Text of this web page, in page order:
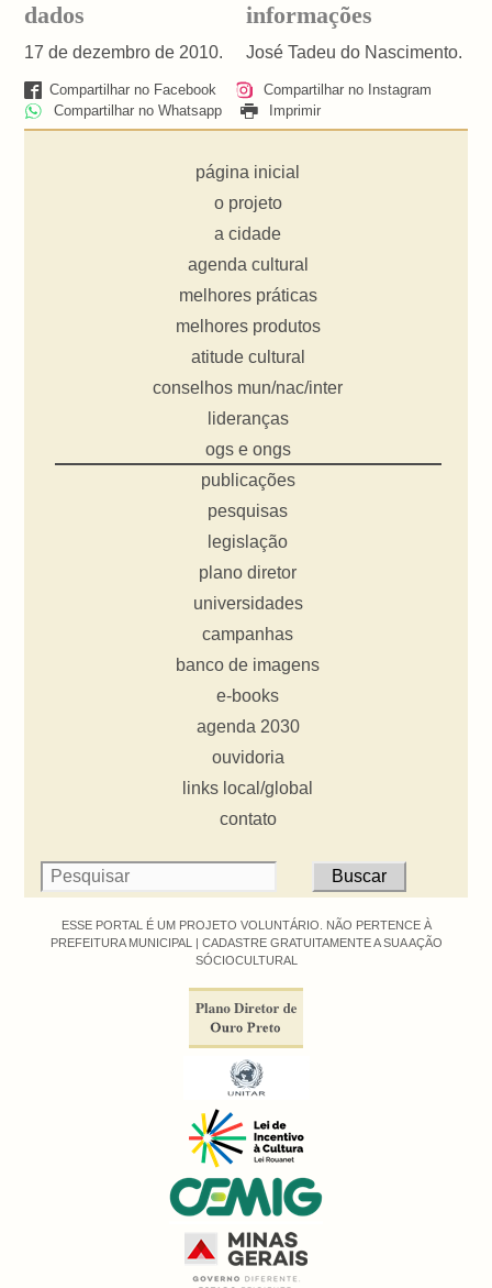
dados
17 de dezembro de 2010.
informações
José Tadeu do Nascimento.
Compartilhar no Facebook
Compartilhar no Instagram
Compartilhar no Whatsapp
Imprimir
página inicial
o projeto
a cidade
agenda cultural
melhores práticas
melhores produtos
atitude cultural
conselhos mun/nac/inter
lideranças
ogs e ongs
publicações
pesquisas
legislação
plano diretor
universidades
campanhas
banco de imagens
e-books
agenda 2030
ouvidoria
links local/global
contato
ESSE PORTAL É UM PROJETO VOLUNTÁRIO. NÃO PERTENCE À
PREFEITURA MUNICIPAL | CADASTRE GRATUITAMENTE A SUA AÇÃO
SÓCIOCULTURAL